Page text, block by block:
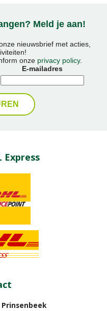
Meld je aan!
nieuwsbrief met acties,
onze privacy policy.
E-mailadres
Express
Prinsenbeek